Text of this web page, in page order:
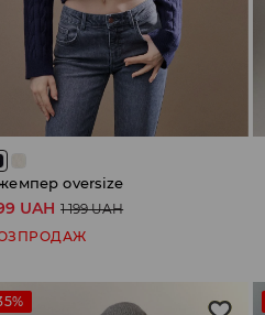
oversize
UAH 1 199 UAH